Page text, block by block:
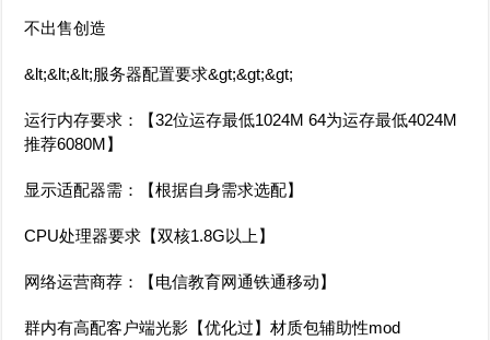
不出售创造
&lt;&lt;&lt;服务器配置要求&gt;&gt;&gt;
运行内存要求：【32位运存最低1024M 64为运存最低4024M
推荐6080M】
显示适配器需：【根据自身需求选配】
CPU处理器要求【双核1.8G以上】
网络运营商荐：【电信教育网通铁通移动】
群内有高配客户端光影【优化过】材质包辅助性mod